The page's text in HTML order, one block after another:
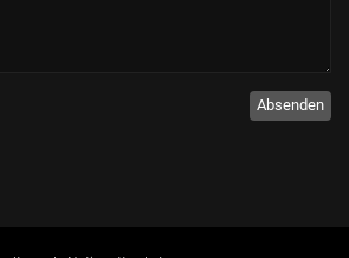
Absenden